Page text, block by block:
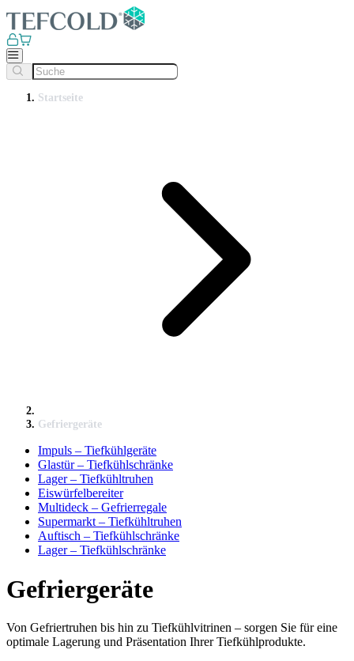
Startseite
Gefriergeräte
Impuls – Tiefkühlgeräte
Glastür – Tiefkühlschränke
Lager – Tiefkühltruhen
Eiswürfelbereiter
Multideck – Gefrierregale
Supermarkt – Tiefkühltruhen
Auftisch – Tiefkühlschränke
Lager – Tiefkühlschränke
Gefriergeräte
Von Gefriertruhen bis hin zu Tiefkühlvitrinen – sorgen Sie für eine
optimale Lagerung und Präsentation Ihrer Tiefkühlprodukte.